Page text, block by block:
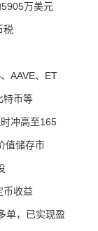
万美元
税
AAVE、ET
特币等
冲高至165
值储存市
币收益
单，已实现盈